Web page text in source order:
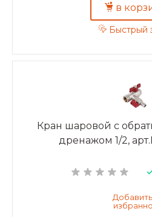
в
Быстрый
Кран шаровой с
дренажом 1/2,